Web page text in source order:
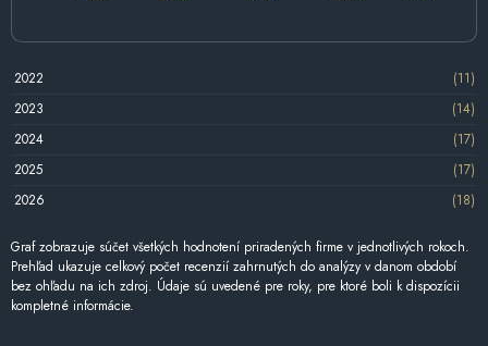
2022
(11)
2023
(14)
2024
(17)
2025
(17)
2026
(18)
Graf zobrazuje súčet všetkých hodnotení priradených firme v jednotlivých rokoch.
Prehľad ukazuje celkový počet recenzií zahrnutých do analýzy v danom období
bez ohľadu na ich zdroj. Údaje sú uvedené pre roky, pre ktoré boli k dispozícii
kompletné informácie.